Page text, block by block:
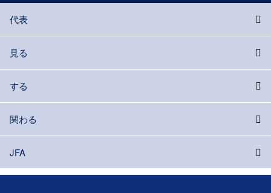
代表
見る
する
関わる
JFA